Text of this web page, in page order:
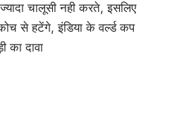
चालूसी नही करते, इसलिए
से हटेंगे, इंडिया के वर्ल्ड कप
का दावा